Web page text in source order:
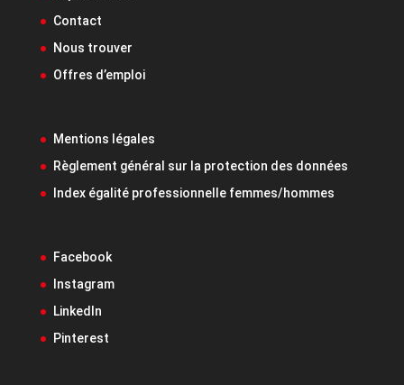
Contact
Nous trouver
Offres d’emploi
Mentions légales
Règlement général sur la protection des données
Index égalité professionnelle femmes/hommes
Facebook
Instagram
LinkedIn
Pinterest